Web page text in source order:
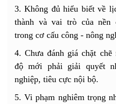
3. Không đủ hiểu biết về
thành và vai trò của nền
trong cơ cấu công - nông
4. Chưa đánh giá chặt
độ mới phải giải quyết
nghiệp, tiêu cực nội bộ.
5. Vi phạm nghiêm trọng